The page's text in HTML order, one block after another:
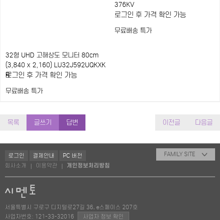
376KV
로그인 후 가격 확인 가능
무료배송 특가
32형 UHD 고해상도 모니터 80cm
(3,840 x 2,160) LU32J592UQKXK
R
로그인 후 가격 확인 가능
무료배송 특가
목록 글쓰기 답변 이전글 다음글
로그인 결제안내
PC 버전
회사소개
이용약관 개인정보처리방침
FAMILY SITE
서울특별시 구로구 디지털로27길 36, e스페이스 207호
사업자번호: 121-33-32016
사업자 정보 확인